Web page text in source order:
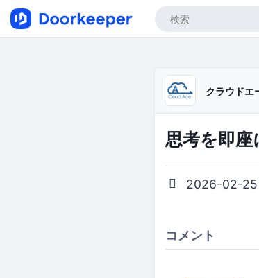
クラウドエ
思考を即座
2026-02-25
コメント